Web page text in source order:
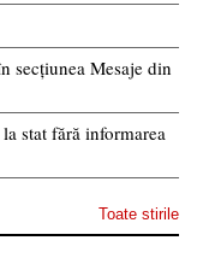
secțiunea Mesaje din
stat fără informarea
Toate stirile